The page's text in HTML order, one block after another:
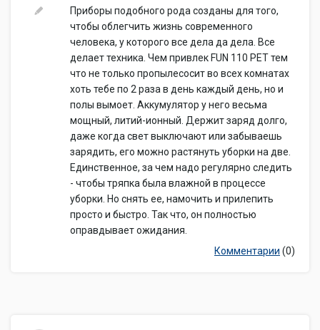
Приборы подобного рода созданы для того,
чтобы облегчить жизнь современного
человека, у которого все дела да дела. Все
делает техника. Чем привлек FUN 110 PET тем
что не только пропылесосит во всех комнатах
хоть тебе по 2 раза в день каждый день, но и
полы вымоет. Аккумулятор у него весьма
мощный, литий-ионный. Держит заряд долго,
даже когда свет выключают или забываешь
зарядить, его можно растянуть уборки на две.
Единственное, за чем надо регулярно следить
- чтобы тряпка была влажной в процессе
уборки. Но снять ее, намочить и прилепить
просто и быстро. Так что, он полностью
оправдывает ожидания.
Комментарии (0)